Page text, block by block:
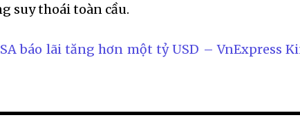
suy thoái toàn cầu.
SA báo lãi tăng hơn một tỷ USD – VnExpress